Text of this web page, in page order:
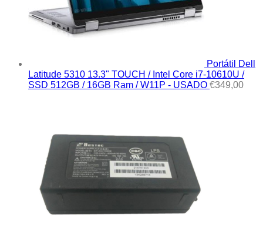
Portátil Dell
Latitude 5310 13.3" TOUCH / Intel Core i7-10610U /
SSD 512GB / 16GB Ram / W11P - USADO €349,00